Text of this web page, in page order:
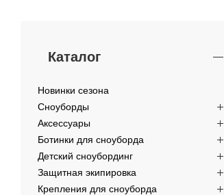
Каталог
Новинки сезона
Сноуборды
Аксессуары
Ботинки для сноуборда
Детский сноубординг
Защитная экипировка
Крепления для сноуборда